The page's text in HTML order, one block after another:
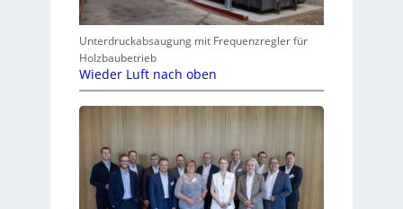
Unterdruckabsaugung mit Frequenzregler für
Holzbaubetrieb
Wieder Luft nach oben